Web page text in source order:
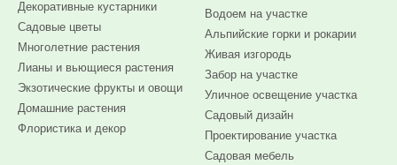
Декоративные кустарники
Садовые цветы
Многолетние растения
Лианы и вьющиеся растения
Экзотические фрукты и овощи
Домашние растения
Флористика и декор
Водоем на участке
Альпийские горки и рокарии
Живая изгородь
Забор на участке
Уличное освещение участка
Садовый дизайн
Проектирование участка
Садовая мебель